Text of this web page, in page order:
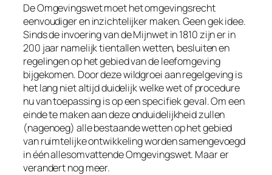
De Omgevingswet moet het omgevingsrecht
eenvoudiger en inzichtelijker maken. Geen gek idee.
Sinds de invoering van de Mijnwet in 1810 zijn er in
200 jaar namelijk tientallen wetten, besluiten en
regelingen op het gebied van de leefomgeving
bijgekomen. Door deze wildgroei aan regelgeving is
het lang niet altijd duidelijk welke wet of procedure
nu van toepassing is op een specifiek geval. Om een
einde te maken aan deze onduidelijkheid zullen
(nagenoeg) alle bestaande wetten op het gebied
van ruimtelijke ontwikkeling worden samengevoegd
in één allesomvattende Omgevingswet. Maar er
verandert nog meer.